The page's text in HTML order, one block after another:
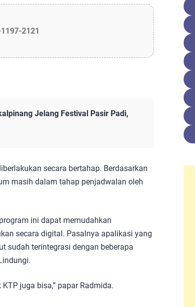
2121
Jelang Festival Pasir Padi,
secara bertahap. Berdasarkan
masih dalam tahap penjadwalan oleh
ini dapat memudahkan
secara digital. Pasalnya apalikasi yang
sudah terintegrasi dengan beberapa
juga bisa,” papar Radmida.